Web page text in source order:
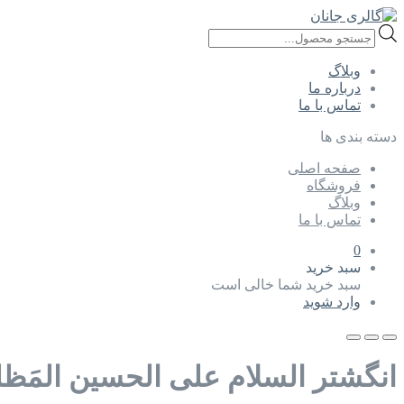
Products
search
وبلاگ
درباره ما
تماس با ما
دسته بندی ها
صفحه اصلی
فروشگاه
وبلاگ
تماس با ما
0
سبد خرید
سبد خرید شما خالی است
وارد شوید
انگشتر السلام علی الحسین